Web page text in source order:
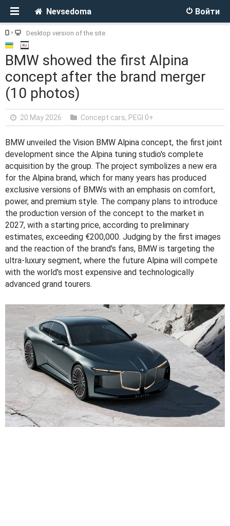
Войти
Nevsedoma
Desktop version of the site
BMW showed the first Alpina
concept after the brand merger
(10 photos)
20 May 2026 Concept cars, PEGI 0+
BMW unveiled the Vision BMW Alpina concept, the first joint
development since the Alpina tuning studio's complete
acquisition by the group. The project symbolizes a new era
for the Alpina brand, which for many years has produced
exclusive versions of BMWs with an emphasis on comfort,
power, and premium style. The company plans to introduce
the production version of the concept to the market in
2027, with a starting price, according to preliminary
estimates, exceeding €200,000. Judging by the first images
and the reaction of the brand's fans, BMW is targeting the
ultra-luxury segment, where the future Alpina will compete
with the world's most expensive and technologically
advanced grand tourers.